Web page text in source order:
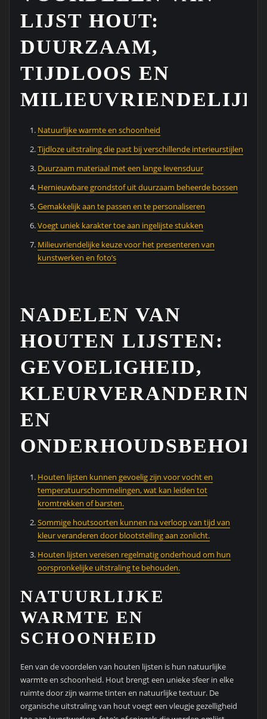
LIJST HOUT:
DUURZAAM,
TIJDLOOS EN
MILIEUVRIENDELIJK
Natuurlijke warmte en schoonheid
Tijdloze uitstraling die past bij verschillende interieurstijlen
Duurzaam materiaal met een lange levensduur
Hernieuwbare grondstof uit duurzaam beheerde bossen
Gemakkelijk aan te passen en te personaliseren
Voegt uniek karakter toe aan ingelijste stukken
Milieuvriendelijke keuze voor het presenteren van
kunstwerken en foto’s
NADELEN VAN
HOUTEN LIJSTEN:
GEVOELIGHEID,
KLEURVERANDERING
EN
Houten lijsten kunnen gevoelig zijn voor vocht en
temperatuurschommelingen, wat kan leiden tot
kromtrekken of barsten.
Sommige houtsoorten kunnen na verloop van tijd van
kleur veranderen door blootstelling aan zonlicht.
Houten lijsten vereisen regelmatig onderhoud om hun
oorspronkelijke uitstraling te behouden.
NATUURLIJKE
WARMTE EN
SCHOONHEID
Een van de voordelen van houten lijsten is hun natuurlijke
warmte en schoonheid. Hout brengt een unieke sfeer in elke
ruimte door zijn warme tinten en natuurlijke textuur. De
organische uitstraling van hout voegt een vleugje gezelligheid